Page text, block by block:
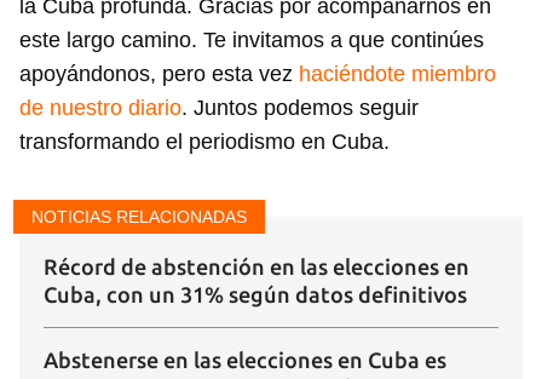
Guardar como favorito
Para poder guardar como favorito, primero has de
la Cuba profunda. Gracias por acompañarnos en
este largo camino. Te invitamos a que continúes
apoyándonos, pero esta vez haciéndote miembro
de nuestro diario. Juntos podemos seguir
transformando el periodismo en Cuba.
NOTICIAS RELACIONADAS
Récord de abstención en las elecciones en
Cuba, con un 31% según datos definitivos
Abstenerse en las elecciones en Cuba es